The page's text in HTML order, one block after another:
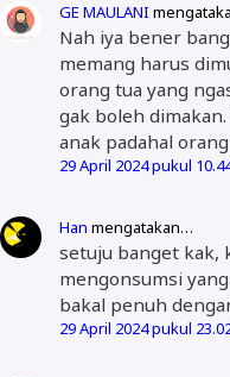
GE MAULANI
Nah iya bener
memang harus
orang tua yang
gak boleh
anak padahal
29 April 2024 pukul
Han mengatakan…
setuju banget kak,
mengonsumsi
bakal penuh
29 April 2024 pukul